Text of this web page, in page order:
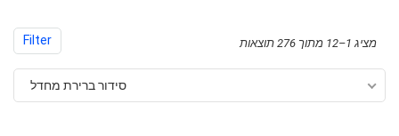
Filter מציג 1–12 מתוך 276 תוצאות
סידור ברירת מחדל